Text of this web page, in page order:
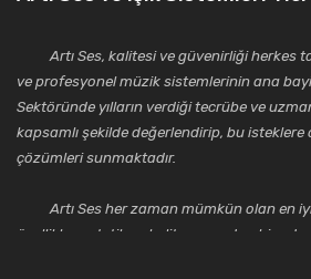
Artı Ses, kalitesi ve güvenirliği herkes
ve profesyonel müzik sistemlerinin ana
Sektöründe yılların verdiği tecrübe ve
kapsamlı şekilde değerlendirip, bu
çözümleri sunmaktadır.
Artı Ses her zaman mümkün olan en
özellikler, estetik ve kalite açısından bir